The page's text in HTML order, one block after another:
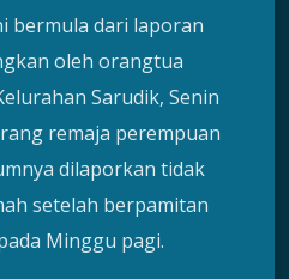
bermula dari laporan
oleh orangtua
Sarudik, Senin
remaja perempuan
dilaporkan tidak
setelah berpamitan
Minggu pagi.